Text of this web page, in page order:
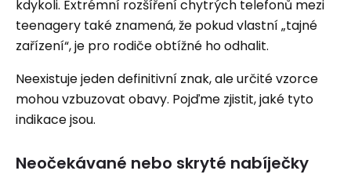
kdykoli. Extrémní rozšíření chytrých telefonů mezi
teenagery také znamená, že pokud vlastní „tajné
zařízení“, je pro rodiče obtížné ho odhalit.
Neexistuje jeden definitivní znak, ale určité vzorce
mohou vzbuzovat obavy. Pojďme zjistit, jaké tyto
indikace jsou.
Neočekávané nebo skryté nabíječky